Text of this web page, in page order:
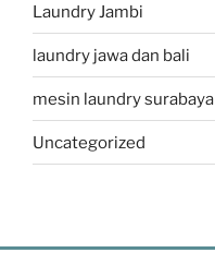
Laundry Jambi
laundry jawa dan bali
mesin laundry surabaya
Uncategorized